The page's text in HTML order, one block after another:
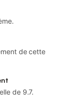
de cette
de 9.7.